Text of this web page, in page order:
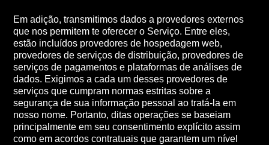
Em adição, transmitimos dados a provedores externos
que nos permitem te oferecer o Serviço. Entre eles,
estão incluídos provedores de hospedagem web,
provedores de serviços de distribuição, provedores de
serviços de pagamentos e plataformas de análises de
dados. Exigimos a cada um desses provedores de
serviços que cumpram normas estritas sobre a
segurança de sua informação pessoal ao tratá-la em
nosso nome. Portanto, ditas operações se baseiam
principalmente em seu consentimento explícito assim
como em acordos contratuais que garantem um nível